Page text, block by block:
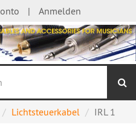
Anmelden
Lichtsteuerkabel IRL 1